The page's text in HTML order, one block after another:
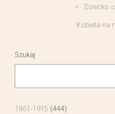
Dziecko
Kobieta na
Szukaj
1861-1915 (444)